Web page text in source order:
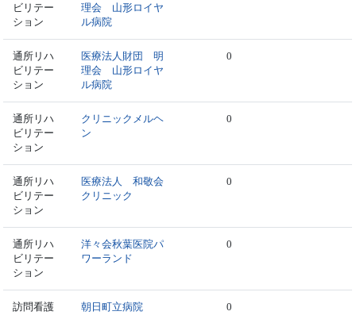
ビリテー
ション
理会 山形ロイヤ
ル病院
通所リハ
ビリテー
ション
医療法人財団 明
理会 山形ロイヤ
ル病院
0
通所リハ
ビリテー
ション
クリニックメルヘ
ン
0
通所リハ
ビリテー
ション
医療法人 和敬会
クリニック
0
通所リハ
ビリテー
ション
洋々会秋葉医院パ
ワーランド
0
訪問看護 朝日町立病院 0